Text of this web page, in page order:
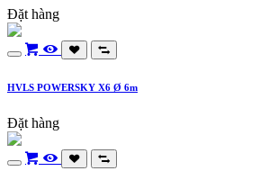
Đặt hàng
HVLS POWERSKY X6 Ø 6m
Đặt hàng